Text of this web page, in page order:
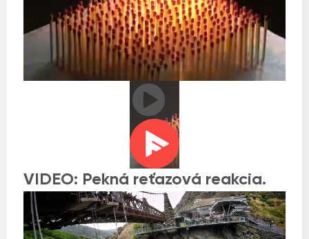
VIDEO: Pekná reťazová reakcia.